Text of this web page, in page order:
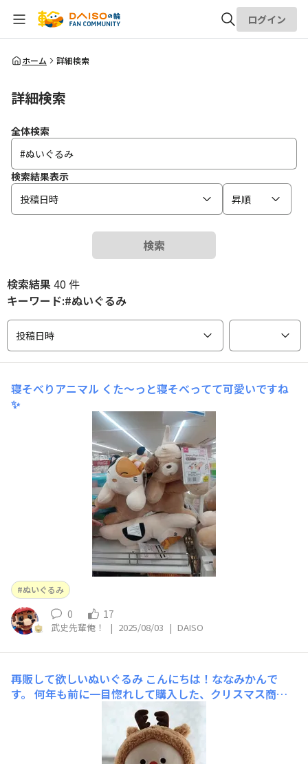
全体検索
ログイン
ホーム 詳細検索
詳細検索
全体検索
検索結果表示
投稿日時
昇順
検索
検索結果40 件
キーワード:#ぬいぐるみ
投稿日時
寝そべりアニマル くた～っと寝そべってて可愛いですね
✨
ぬいぐるみ
0 17
武史先輩俺！ | 2025/08/03 | DAISO
再販して欲しいぬいぐるみ こんにちは！ななみかんで
す。 何年も前に一目惚れして購入した、クリスマス商材
のこのトナカイさんのぬいぐるみ。 かわいすぎて、とて
も大切にしているのですが、このコのお友達として、もう
1つ欲しくなってしまったのです。。。 再販を強く強く希
望致します！！どうかお願い致します！